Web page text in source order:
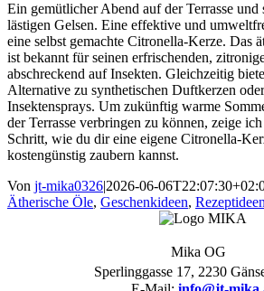
Ein gemütlicher Abend auf der Terrasse und
lästigen Gelsen. Eine effektive und
eine selbst gemachte Citronella-Kerze. Das
ist bekannt für seinen erfrischenden,
abschreckend auf Insekten. Gleichzeitig
Alternative zu synthetischen Duftkerzen
Insektensprays. Um zukünftig warme
der Terrasse verbringen zu können, zeige
Schritt, wie du dir eine eigene Citronella-
kostengünstig zaubern kannst.
Von jt-mika0326|2026-06-
Ätherische Öle, Geschenkideen, Rezeptideen
Mika OG
Sperlinggasse 17, 2230